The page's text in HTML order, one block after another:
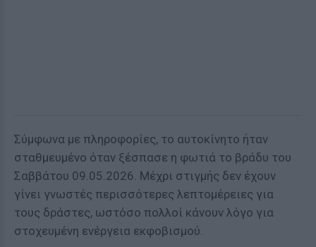
Σύμφωνα με πληροφορίες, το αυτοκίνητο ήταν
σταθμευμένο όταν ξέσπασε η φωτιά το βράδυ του
Σαββάτου 09.05.2026. Μέχρι στιγμής δεν έχουν
γίνει γνωστές περισσότερες λεπτομέρειες για
τους δράστες, ωστόσο πολλοί κάνουν λόγο για
στοχευμένη ενέργεια εκφοβισμού.